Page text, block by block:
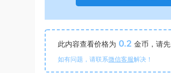
此内容查看价格为 0.2 金币，请先
如有问题，请联系微信客服解决！